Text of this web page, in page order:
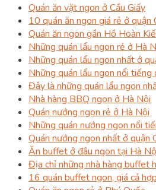
Quán ăn vặt ngon ở Cầu Giấy
10 quán ăn ngon giá rẻ ở quận
Quán ăn ngon gần Hồ Hoàn
Những quán lẩu ngon rẻ ở Hà
Những quán lẩu ngon nhất ở
Những quán lẩu ngon nổi tiếng
Đây là những quán lẩu ngon
Nhà hàng BBQ ngon ở Hà Nội
Quán nướng ngon rẻ ở Hà Nội
Những quán nướng ngon nổi
Quán nướng ngon nhất ở quận
Ăn buffet ở đâu ngon tại Hà
Địa chỉ những nhà hàng buffet
16 quán buffet ngon, giá cả